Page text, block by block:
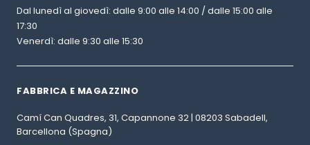
Dal lunedì al giovedì: dalle 9:00 alle 14:00 / dalle 15:00 alle
17:30
Venerdì: dalle 9:30 alle 15:30
FABBRICA E MAGAZZINO
Camí Can Quadres, 31, Capannone 32 | 08203 Sabadell,
Barcellona (Spagna)